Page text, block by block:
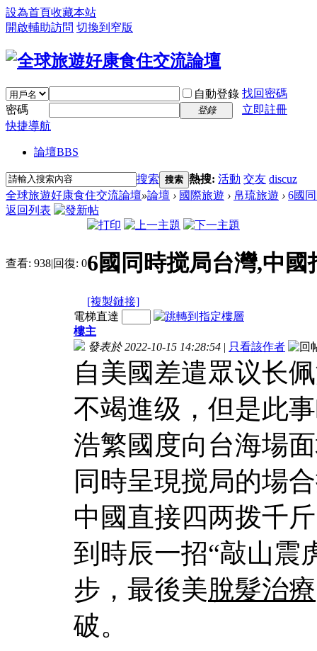
設為首頁收藏本站
開啟輔助訪問 切換到窄版
自動登錄 找回密碼
密碼
登錄
立即註冊
快捷導航
論壇BBS
搜索 搜索 熱搜: 活動 交友 discuz
全球旅遊好康食住交流論壇»論壇 › 國際旅遊 › 帛琉旅遊 › 6國
返回列表
查看: 938|回復: 06國同時搅局台灣,中
[複製鏈接]
電梯直達
樓主
發表於 2022-10-15 14:28:54 | 只看該作者
自美國差遣眾议长
不竭進级，但是此
浩繁國度向台海場
同時呈現搅局的場
中國直接四两拨千
到時辰一招“敲山震
步，最後美脫髮治療
破。